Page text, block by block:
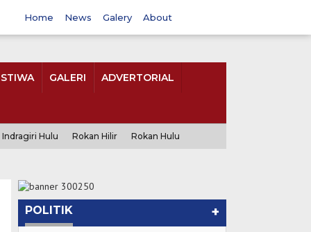
Home News Galery About
GALERI ADVERTORIAL
Indragiri Hulu Rokan Hilir Rokan Hulu
POLITIK +